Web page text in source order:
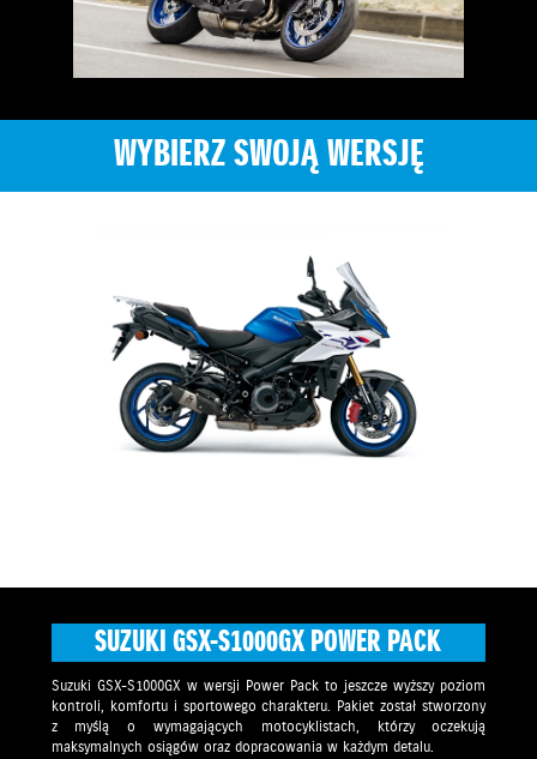
WYBIERZ SWOJĄ WERSJĘ
SUZUKI GSX-S1000GX POWER PACK
Suzuki GSX-S1000GX w wersji Power Pack to jeszcze wyższy poziom
kontroli, komfortu i sportowego charakteru. Pakiet został stworzony
z myślą o wymagających motocyklistach, którzy oczekują
maksymalnych osiągów oraz dopracowania w każdym detalu.